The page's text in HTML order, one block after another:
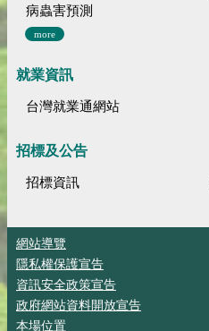
病蟲害預測
more
就業資訊
台灣就業通網站
招標及公告
招標資訊
網站導覽
隱私權保護宣告
資訊安全政策宣告
政府網站資料開放宣告
本場位置